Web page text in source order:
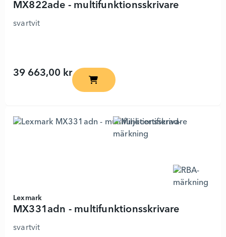
MX822ade - multifunktionsskrivare
svartvit
39 663,00 krMX822ade - multifunktionsskrivare -
Lexmark
MX331adn - multifunktionsskrivare
svartvit